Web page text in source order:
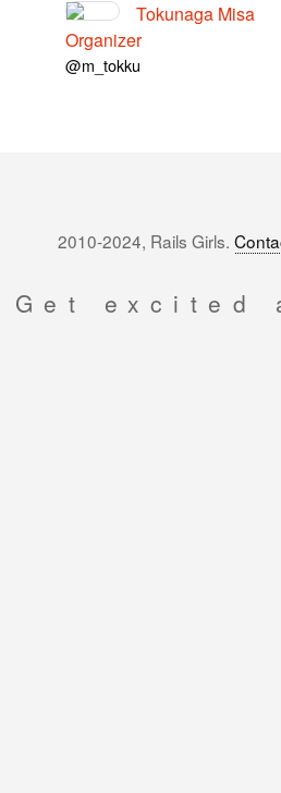
Tokunaga Misa
Organizer
@m_tokku
2010-2024, Rails Girls.
Get excited